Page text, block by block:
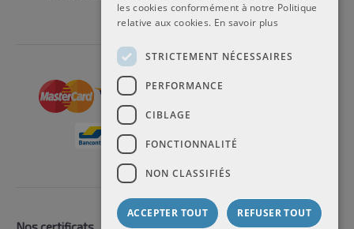
les cookies conformément à notre Politique
relative aux cookies. En savoir plus
STRICTEMENT NÉCESSAIRES
PERFORMANCE
CIBLAGE
FONCTIONNALITÉ
NON CLASSIFIÉS
ACCEPTER TOUT REFUSER TOUT